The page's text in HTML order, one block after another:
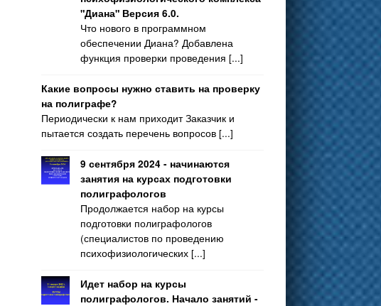
"Диана" Версия 6.0.
Что нового в программном
обеспечении Диана? Добавлена
функция проверки проведения [...]
Какие вопросы нужно ставить на проверку
на полиграфе?
Периодически к нам приходит Заказчик и
пытается создать перечень вопросов [...]
9 сентября 2024 - начинаются
занятия на курсах подготовки
полиграфологов
Продолжается набор на курсы
подготовки полиграфологов
(специалистов по проведению
психофизиологических [...]
Идет набор на курсы
полиграфологов. Начало занятий -